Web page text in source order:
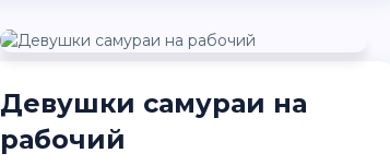
Девушки самураи на
рабочий